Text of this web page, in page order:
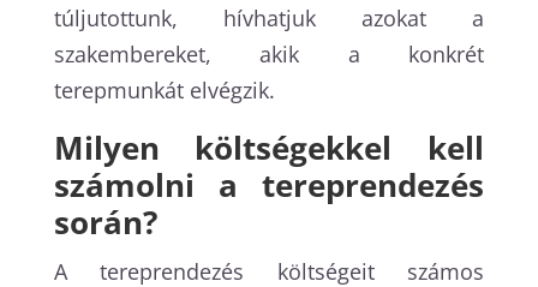
túljutottunk, hívhatjuk azokat a
szakembereket, akik a konkrét
terepmunkát elvégzik.
Milyen költségekkel kell
számolni a tereprendezés
során?
A tereprendezés költségeit számos